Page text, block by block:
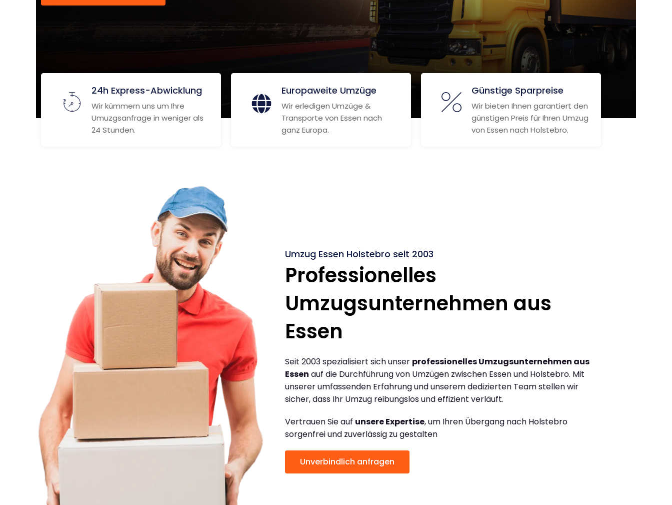
24h Express-Abwicklung
Wir kümmern uns um Ihre
Umuzgsanfrage in weniger als
24 Stunden.
Europaweite Umzüge
Wir erledigen Umzüge &
Transporte von Essen nach
ganz Europa.
Günstige Sparpreise
Wir bieten Ihnen garantiert den
günstigen Preis für Ihren Umzug
von Essen nach Holstebro.
Umzug Essen Holstebro seit 2003
Professionelles
Umzugsunternehmen aus
Essen
Seit 2003 spezialisiert sich unser professionelles Umzugsunternehmen aus
Essen auf die Durchführung von Umzügen zwischen Essen und Holstebro. Mit
unserer umfassenden Erfahrung und unserem dedizierten Team stellen wir
sicher, dass Ihr Umzug reibungslos und effizient verläuft.
Vertrauen Sie auf unsere Expertise, um Ihren Übergang nach Holstebro
sorgenfrei und zuverlässig zu gestalten
Unverbindlich anfragen